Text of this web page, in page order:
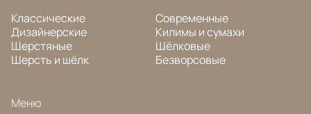
Классические
Дизайнерские
Шерстяные
Шерсть и шёлк
Современные
Килимы и сумахи
Шёлковые
Безворсовые
Меню